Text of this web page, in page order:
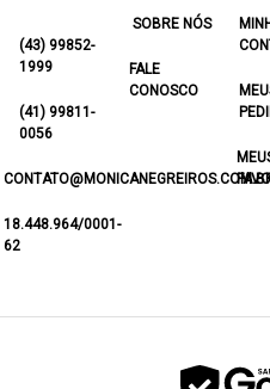
(43) 99852-
1999
(41) 99811-
0056
18.448.964/0001-
62
SOBRE NÓS
FALE
CONOSCO